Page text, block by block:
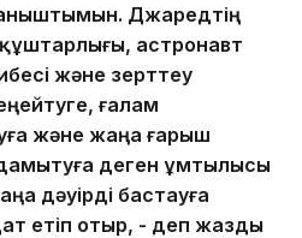
Джаредтің
астронавт
және зерттеу
ғалам
және жаңа ғарыш
деген ұмтылысы
дәуірді бастауға
етіп отыр, - деп жазды